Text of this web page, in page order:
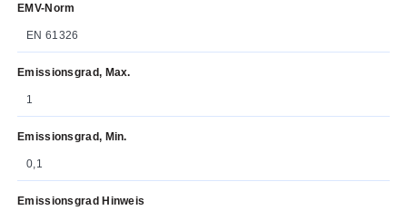
EMV-Norm
EN 61326
Emissionsgrad, Max.
1
Emissionsgrad, Min.
0,1
Emissionsgrad Hinweis